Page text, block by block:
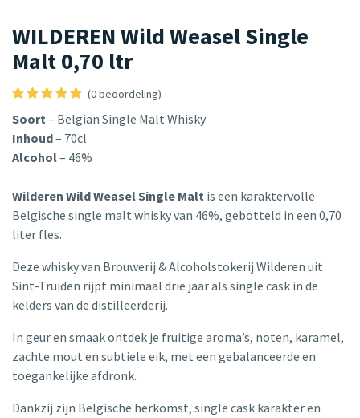
WILDEREN Wild Weasel Single
Malt 0,70 ltr
(0 beoordeling)
Soort– Belgian Single Malt Whisky
Inhoud– 70cl
Alcohol– 46%
Wilderen Wild Weasel Single Malt is een karaktervolle
Belgische single malt whisky van 46%, gebotteld in een 0,70
liter fles.
Deze whisky van Brouwerij & Alcoholstokerij Wilderen uit
Sint-Truiden rijpt minimaal drie jaar als single cask in de
kelders van de distilleerderij.
In geur en smaak ontdek je fruitige aroma’s, noten, karamel,
zachte mout en subtiele eik, met een gebalanceerde en
toegankelijke afdronk.
Dankzij zijn Belgische herkomst, single cask karakter en